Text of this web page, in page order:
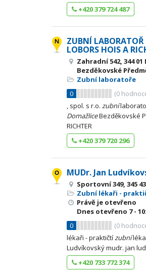
+420 379 724 487
ZUBNÍ LABORATOŘ
LOBORS HOIS A
Zahradní 542, 344
Bezděkovské
Zubní laboratoře
0
(0
, spol. s r.o. zubní
DomažliceBezděkovské
RICHTER
+420 379 720 296
MUDr. Jan
Sportovní 349, 345
Zubní lékaři -
Právě je otevřeno
Dnes otevřeno 7 -
0
(0
lékaři - praktičtízubní
Ludvíkovský mudr. jan
+420 733 772 374